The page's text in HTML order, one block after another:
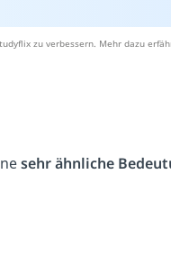
zu verbessern. Mehr dazu
sehr ähnliche